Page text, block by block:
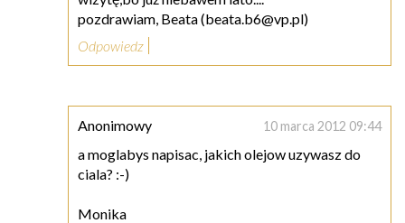
pozdrawiam, Beata (beata.b6@vp.pl)
Odpowiedz
Anonimowy 10 marca 2012 09:44
a moglabys napisac, jakich olejow uzywasz do
ciala? :-)
Monika